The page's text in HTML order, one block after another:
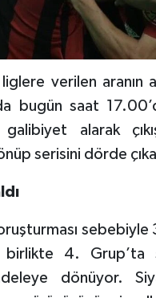
verilen aranın
bugün saat
alarak
serisini dörde
4. Grup’ta
dönüyor.